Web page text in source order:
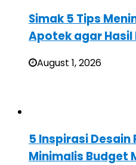
Simak 5 Tips
Apotek agar
August 1, 2026
5 Inspirasi Desain
Minimalis Budget